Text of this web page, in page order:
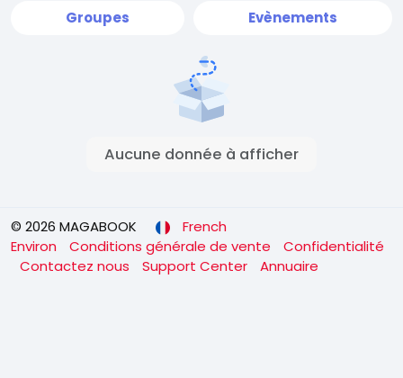
Groupes Evènements
Aucune donnée à afficher
© 2026 MAGABOOK
French
Environ
Conditions générale de vente
Confidentialité
Contactez nous
Support Center Annuaire